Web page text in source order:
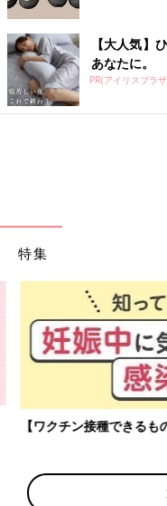
出典：Instagramアカウント「
こちらはsaa_ps2qさんが
トレンドのくま柄デザイ
んだそう！保育園着とし
【大人気】
あなたに。
PR(アイリスプラ
特集
【ワクチン接種できるも